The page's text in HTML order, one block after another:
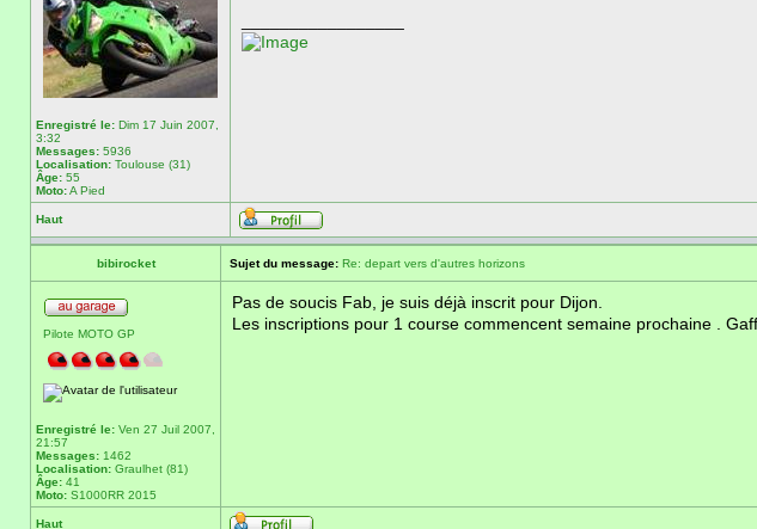
Enregistré le: Dim 17 Juin 2007,
3:32
Messages: 5936
Localisation: Toulouse (31)
Âge: 55
Moto:A Pied
Haut
bibirocket Sujet du message: Re: depart vers d'autres horizons
Pilote MOTO GP
Enregistré le: Ven 27 Juil 2007,
21:57
Messages: 1462
Localisation: Graulhet (81)
Âge: 41
Moto: S1000RR 2015
Pas de soucis Fab, je suis déjà inscrit pour Dijon.
Les inscriptions pour 1 course commencent semaine prochaine .
Haut